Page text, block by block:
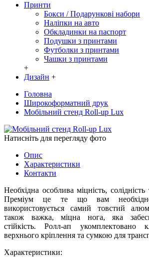
Принти
Бокси / Подарункові набори
Наліпки на авто
Обкладинки на паспорт
Подушки з принтами
Футболки з принтами
Чашки з принтами
+
Дизайн +
Головна
Широкоформатний друк
Мобільний стенд Roll-up Lux
Натисніть для перегляду фото
Опис
Характеристики
Контакти
Необхідна особлива міцність, солідність
Преміум це те що вам
використовується самий товстий
також важка, міцна нога, яка
стійкість. Ролл-ап укомплектовано
верхнього кріплення та сумкою для
Характеристики: